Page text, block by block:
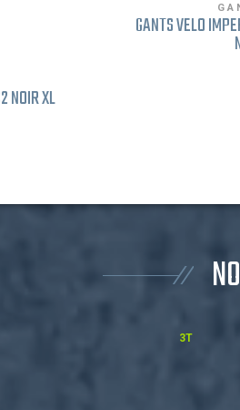
NOIR XL
GANTS VÉLO
3T